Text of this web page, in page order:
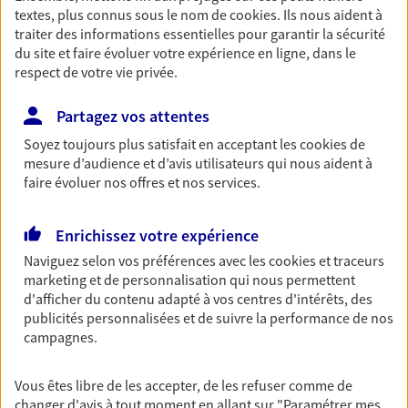
Découvrir les offres Épargne
Retraite
Préparez sereinement ce nouveau chapitre de
votre vie avec les conseils d'un expert. Découvrez
notre solution PER (Plan Epargne Retraite)
spécialement conçue pour la retraite.
Prévoyance
Pour un avenir serein, assurez-vous avec notre
contrat prévoyance. Préservez vos proches en cas
d'accident ou de maladie en optant pour les
garanties incapacité temporaire totale de travail,
Découvrir l'offre Prévoyance
textes, plus connus sous le nom decookies. Ils nous aident à
traiter des informations essentielles pour garantir la sécurité
du site et faire évoluer votre expérience en ligne, dans le
respect de votre vie privée.
Partagez vos attentes
Soyez toujours plus satisfait en acceptant lescookiesde
mesure d’audience et d’avis utilisateurs qui nous aident à
faire évoluer nos offres et nos services.
Enrichissez votre expérience
Naviguez selon vos préférences avec lescookies et traceurs
marketing et de personnalisation qui nous permettent
d'afficher du contenu adapté à vos centres d'intérêts, des
publicités personnalisées et de suivre la performance de nos
campagnes.
Vous êtes libre de les accepter, de les refuser comme de